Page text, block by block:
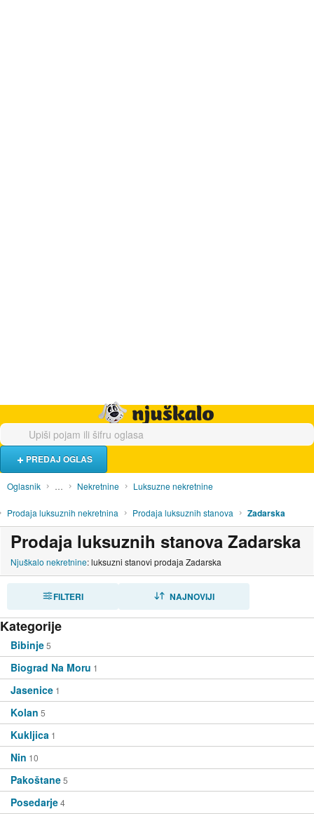
PREDAJ OGLAS
Oglasnik … Nekretnine Luksuzne nekretnine
Prodaja luksuznih nekretnina Prodaja luksuznih stanova Zadarska
Prodaja luksuznih stanova Zadarska
Njuškalo nekretnine: luksuzni stanovi prodaja Zadarska
FILTERI NAJNOVIJI
Kategorije
Bibinje5
Biograd Na Moru 1
Jasenice 1
Kolan 5
Kukljica 1
Nin 10
Pakoštane5
Posedarje4